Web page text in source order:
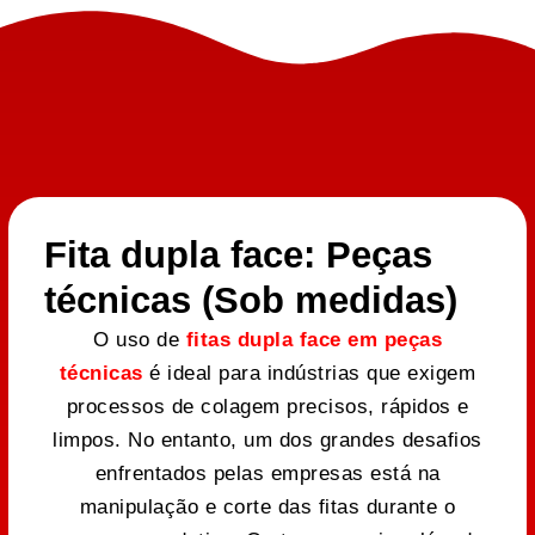
Fita dupla face: Peças
técnicas (Sob medidas)
O uso de fitas dupla face em peças
técnicas é ideal para indústrias que exigem
processos de colagem precisos, rápidos e
limpos. No entanto, um dos grandes desafios
enfrentados pelas empresas está na
manipulação e corte das fitas durante o